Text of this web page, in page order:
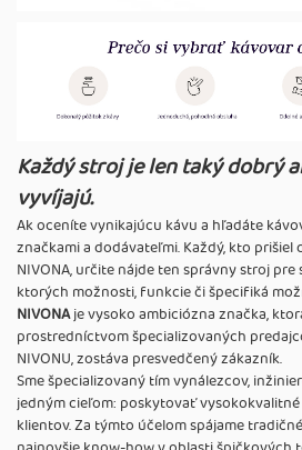
Každý stroj je len taký dobrý
vyvíjajú.
Ak oceníte vynikajúcu kávu a hľadáte
značkami a dodávateľmi. Každý, kto
NIVONA, určite nájde ten správny stroj
ktorých možnosti, funkcie či špecifiká
NIVONAje vysoko ambiciózna značka,
prostredníctvom špecializovaných
NIVONU, zostáva presvedčený zákazník.
Sme špecializovaný tím vynálezcov,
jedným cieľom: poskytovať
klientov. Za týmto účelom spájame